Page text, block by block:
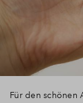
Für den schönen